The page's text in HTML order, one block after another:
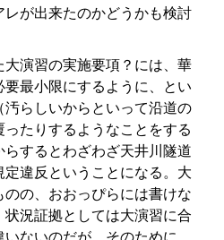
が出来たのかどうかも検討
演習の実施要項？には、華
最小限にするように、とい
汚らしいからといって沿道の
たりするようなことをする
するとわざわざ天井川隧道
違反ということになる。大
の、おおっぴらには書けな
況証拠としては大演習に合
ないのだが。そのために